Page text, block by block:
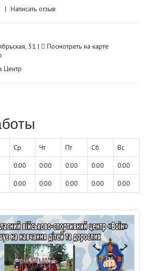
| Написать отзыв
31 |
Посмотреть на карте
Центр
Ср Чт Пт Сб Вс
0:00 0:00 0:00 0:00 0:00
0:00 0:00 0:00 0:00 0:00